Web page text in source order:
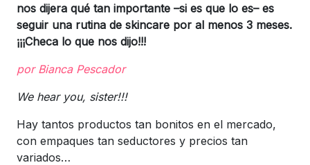
nos dijera qué tan importante –si es que lo es– es
seguir una rutina de skincare por al menos 3 meses.
¡¡¡Checa lo que nos dijo!!!
por Bianca Pescador
We hear you, sister!!!
Hay tantos productos tan bonitos en el mercado,
con empaques tan seductores y precios tan
variados…